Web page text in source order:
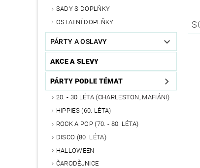
SADY S DOPLŇKY
OSTATNÍ DOPLŇKY
PÁRTY A OSLAVY
AKCE A SLEVY
PÁRTY PODLE TÉMAT
20. - 30.LÉTA (CHARLESTON, MAFIÁNI)
HIPPIES (60. LÉTA)
ROCK A POP (70. - 80. LÉTA)
DISCO (80. LÉTA)
HALLOWEEN
ČARODĚJNICE